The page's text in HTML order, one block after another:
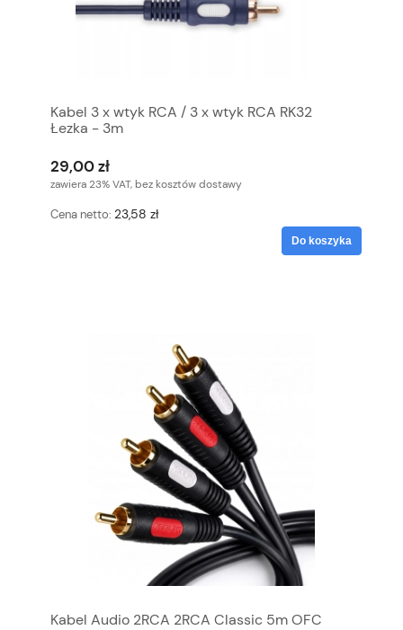
Kabel 3 x wtyk RCA / 3 x wtyk RCA RK32
Łezka - 3m
29,00 zł
zawiera 23% VAT, bez kosztów dostawy
Cena netto: 23,58 zł
Do koszyka
Kabel Audio 2RCA 2RCA Classic 5m OFC